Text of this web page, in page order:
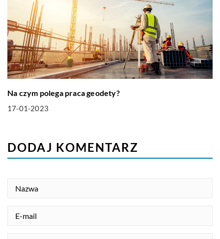
Na czym polega praca geodety?
17-01-2023
DODAJ KOMENTARZ